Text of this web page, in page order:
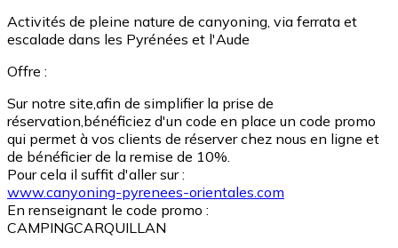
Activités de pleine nature de canyoning, via ferrata et
escalade dans les Pyrénées et l'Aude
Offre :
Sur notre site,afin de simplifier la prise de
réservation,bénéficiez d'un code en place un code promo
qui permet à vos clients de réserver chez nous en ligne et
de bénéficier de la remise de 10%.
Pour cela il suffit d'aller sur :
www.canyoning-pyrenees-orientales.com
En renseignant le code promo :
CAMPINGCARQUILLAN